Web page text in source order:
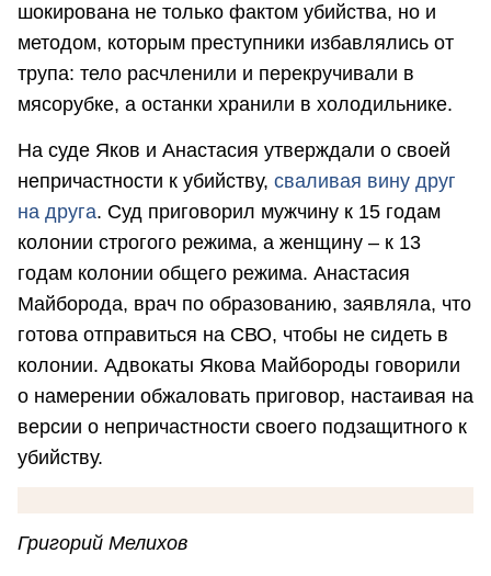
шокирована не только фактом убийства, но и
методом, которым преступники избавлялись от
трупа: тело расчленили и перекручивали в
мясорубке, а останки хранили в холодильнике.
На суде Яков и Анастасия утверждали о своей
непричастности к убийству, сваливая вину друг
на друга. Суд приговорил мужчину к 15 годам
колонии строгого режима, а женщину – к 13
годам колонии общего режима. Анастасия
Майборода, врач по образованию, заявляла, что
готова отправиться на СВО, чтобы не сидеть в
колонии. Адвокаты Якова Майбороды говорили
о намерении обжаловать приговор, настаивая на
версии о непричастности своего подзащитного к
убийству.
Григорий Мелихов